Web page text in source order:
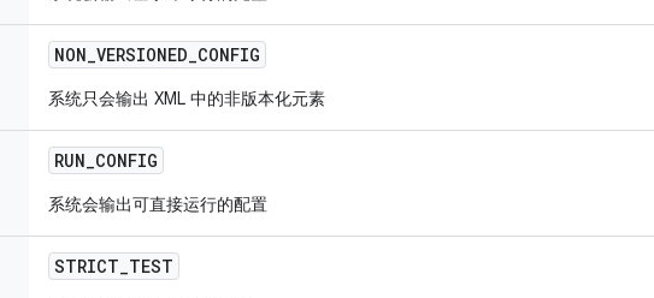
NON_VERSIONED_CONFIG
系统只会输出 XML 中的非版本化元素
RUN_CONFIG
系统会输出可直接运行的配置
STRICT_TEST